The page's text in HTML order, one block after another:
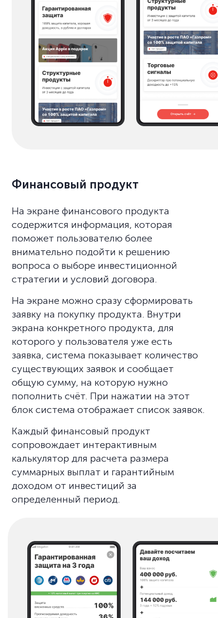
Финансовый продукт
На экране финансового продукта
содержится информация, которая
поможет пользователю более
внимательно подойти к решению
вопроса о выборе инвестиционной
стратегии и условий договора.
На экране можно сразу сформировать
заявку на покупку продукта. Внутри
экрана конкретного продукта, для
которого у пользователя уже есть
заявка, система показывает количество
существующих заявок и сообщает
общую сумму, на которую нужно
пополнить счёт. При нажатии на этот
блок система отображает список заявок.
Каждый финансовый продукт
сопровождает интерактивным
калькулятор для расчета размера
суммарных выплат и гарантийным
доходом от инвестиций за
определенный период.